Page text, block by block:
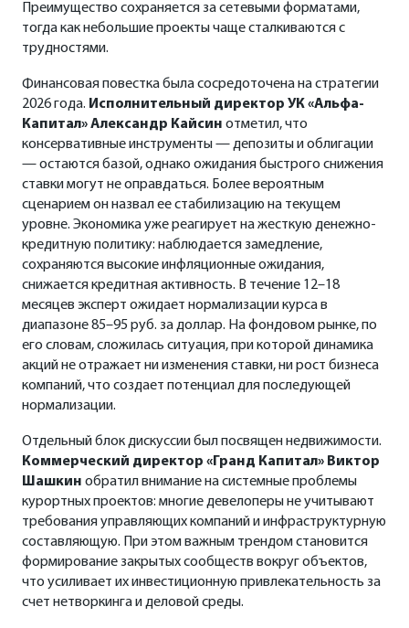
Преимущество сохраняется за сетевыми форматами,
тогда как небольшие проекты чаще сталкиваются с
трудностями.
Финансовая повестка была сосредоточена на стратегии
2026 года. Исполнительный директор УК «Альфа-
Капитал» Александр Кайсин отметил, что
консервативные инструменты — депозиты и облигации
— остаются базой, однако ожидания быстрого снижения
ставки могут не оправдаться. Более вероятным
сценарием он назвал ее стабилизацию на текущем
уровне. Экономика уже реагирует на жесткую денежно-
кредитную политику: наблюдается замедление,
сохраняются высокие инфляционные ожидания,
снижается кредитная активность. В течение 12–18
месяцев эксперт ожидает нормализации курса в
диапазоне 85–95 руб. за доллар. На фондовом рынке, по
его словам, сложилась ситуация, при которой динамика
акций не отражает ни изменения ставки, ни рост бизнеса
компаний, что создает потенциал для последующей
нормализации.
Отдельный блок дискуссии был посвящен недвижимости.
Коммерческий директор «Гранд Капитал» Виктор
Шашкин обратил внимание на системные проблемы
курортных проектов: многие девелоперы не учитывают
требования управляющих компаний и инфраструктурную
составляющую. При этом важным трендом становится
формирование закрытых сообществ вокруг объектов,
что усиливает их инвестиционную привлекательность за
счет нетворкинга и деловой среды.